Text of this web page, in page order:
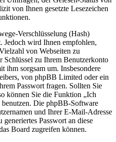
von Ihnen gesetzte Lesezeichen
Verschlüsselung (Hash)
Jedoch wird Ihnen empfohlen,
von Webseiten zu
Schlüssel zu Ihrem Benutzerkonto
ihm sorgsam um. Insbesondere
von phpBB Limited oder ein
Passwort fragen. Sollten Sie
können Sie die Funktion „Ich
benutzen. Die phpBB-Software
und Ihrer E-Mail-Adresse
generiertes Passwort an diese
Board zugreifen können.